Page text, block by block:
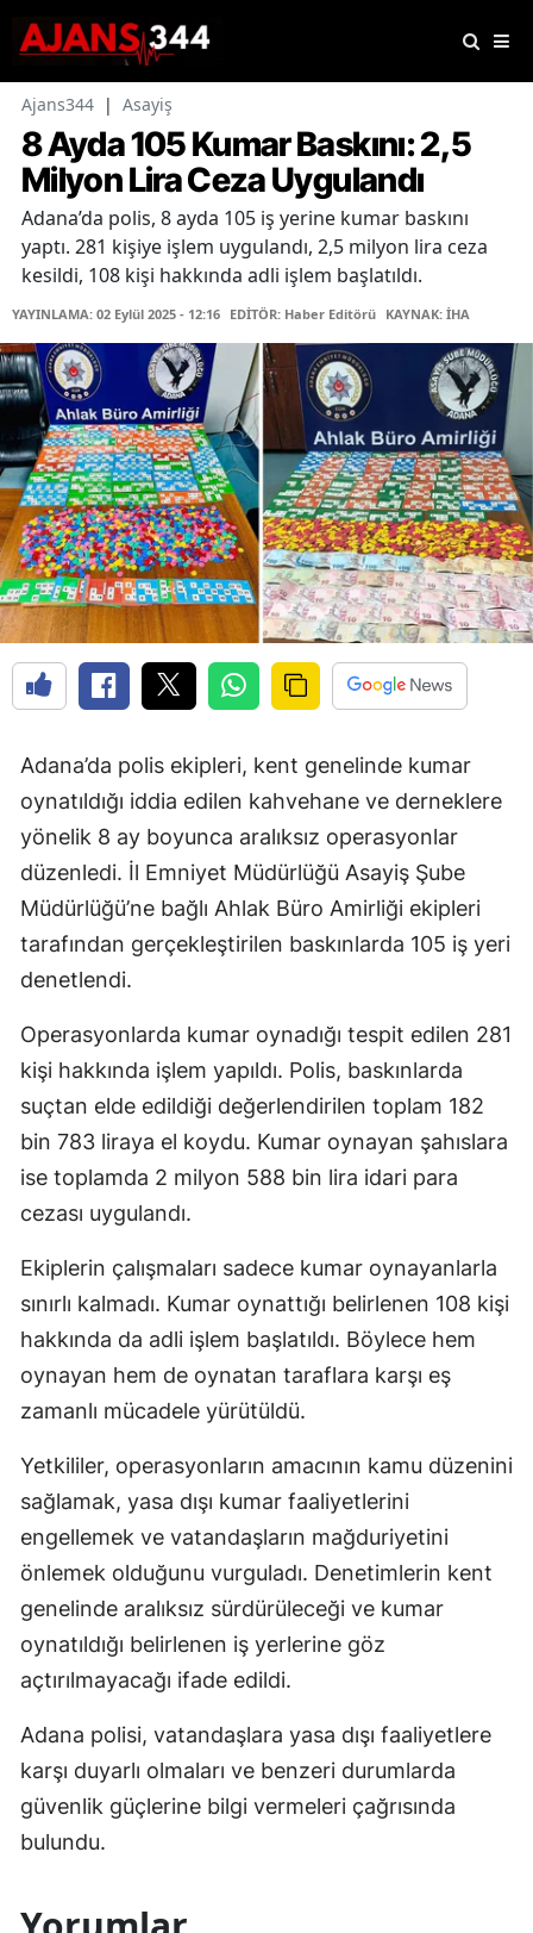
Ajans344 | Asayiş
8 Ayda 105 Kumar Baskını: 2,5
Milyon Lira Ceza Uygulandı
Adana’da polis, 8 ayda 105 iş yerine kumar baskını
yaptı. 281 kişiye işlem uygulandı, 2,5 milyon lira ceza
kesildi, 108 kişi hakkında adli işlem başlatıldı.
YAYINLAMA: 02 Eylül 2025 - 12:16 EDİTÖR: Haber Editörü KAYNAK: İHA
Adana’da polis ekipleri, kent genelinde kumar
oynatıldığı iddia edilen kahvehane ve derneklere
yönelik 8 ay boyunca aralıksız operasyonlar
düzenledi. İl Emniyet Müdürlüğü Asayiş Şube
Müdürlüğü’ne bağlı Ahlak Büro Amirliği ekipleri
tarafından gerçekleştirilen baskınlarda 105 iş yeri
denetlendi.
Operasyonlarda kumar oynadığı tespit edilen 281
kişi hakkında işlem yapıldı. Polis, baskınlarda
suçtan elde edildiği değerlendirilen toplam 182
bin 783 liraya el koydu. Kumar oynayan şahıslara
ise toplamda 2 milyon 588 bin lira idari para
cezası uygulandı.
Ekiplerin çalışmaları sadece kumar oynayanlarla
sınırlı kalmadı. Kumar oynattığı belirlenen 108 kişi
hakkında da adli işlem başlatıldı. Böylece hem
oynayan hem de oynatan taraflara karşı eş
zamanlı mücadele yürütüldü.
Yetkililer, operasyonların amacının kamu düzenini
sağlamak, yasa dışı kumar faaliyetlerini
engellemek ve vatandaşların mağduriyetini
önlemek olduğunu vurguladı. Denetimlerin kent
genelinde aralıksız sürdürüleceği ve kumar
oynatıldığı belirlenen iş yerlerine göz
açtırılmayacağı ifade edildi.
Adana polisi, vatandaşlara yasa dışı faaliyetlere
karşı duyarlı olmaları ve benzeri durumlarda
güvenlik güçlerine bilgi vermeleri çağrısında
bulundu.